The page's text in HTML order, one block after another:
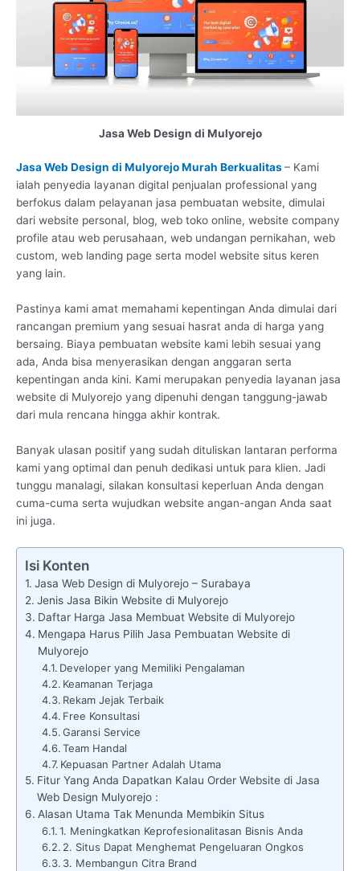
Jasa Web Design di Mulyorejo
Jasa Web Design di Mulyorejo Murah Berkualitas– Kami
ialah penyedia layanan digital penjualan professional yang
berfokus dalam pelayanan jasa pembuatan website, dimulai
dari website personal, blog, web toko online, website company
profile atau web perusahaan, web undangan pernikahan, web
custom, web landing page serta model website situs keren
yang lain.
Pastinya kami amat memahami kepentingan Anda dimulai dari
rancangan premium yang sesuai hasrat anda di harga yang
bersaing. Biaya pembuatan website kami lebih sesuai yang
ada, Anda bisa menyerasikan dengan anggaran serta
kepentingan anda kini. Kami merupakan penyedia layanan jasa
website di Mulyorejo yang dipenuhi dengan tanggung-jawab
dari mula rencana hingga akhir kontrak.
Banyak ulasan positif yang sudah dituliskan lantaran performa
kami yang optimal dan penuh dedikasi untuk para klien. Jadi
tunggu manalagi, silakan konsultasi keperluan Anda dengan
cuma-cuma serta wujudkan website angan-angan Anda saat
ini juga.
Isi Konten
Jasa Web Design di Mulyorejo – Surabaya
Jenis Jasa Bikin Website di Mulyorejo
Daftar Harga Jasa Membuat Website di Mulyorejo
Mengapa Harus Pilih Jasa Pembuatan Website di
Mulyorejo
Developer yang Memiliki Pengalaman
Keamanan Terjaga
Rekam Jejak Terbaik
Free Konsultasi
Garansi Service
Team Handal
Kepuasan Partner Adalah Utama
Fitur Yang Anda Dapatkan Kalau Order Website di Jasa
Web Design Mulyorejo :
Alasan Utama Tak Menunda Membikin Situs
1. Meningkatkan Keprofesionalitasan Bisnis Anda
2. Situs Dapat Menghemat Pengeluaran Ongkos
3. Membangun Citra Brand